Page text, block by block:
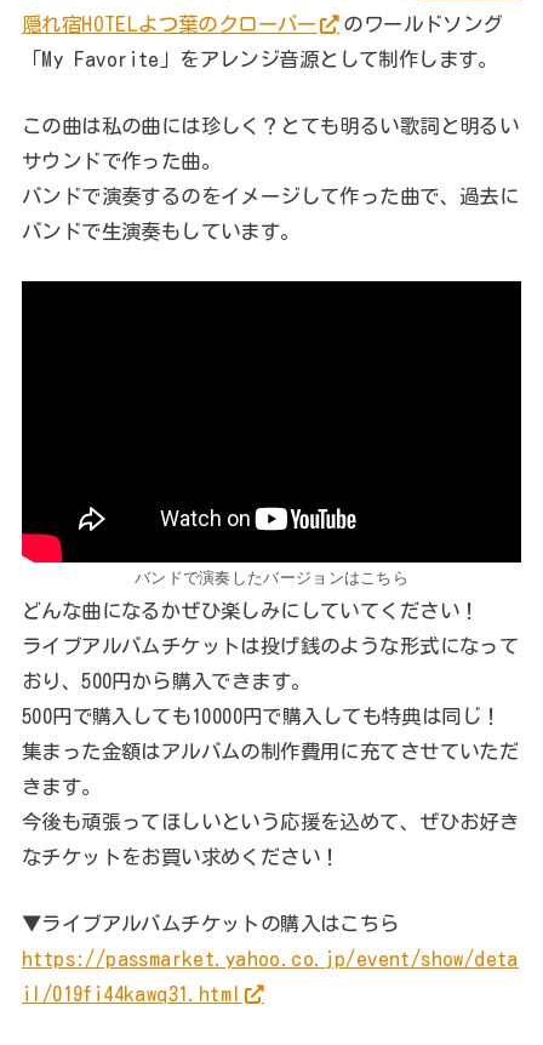
隠れ宿HOTELよつ葉のクローバー
のワールドソング
「My Favorite」をアレンジ音源として制作します。
この曲は私の曲には珍しく？とても明るい歌詞と明るい
サウンドで作った曲。
バンドで演奏するのをイメージして作った曲で、過去に
バンドで生演奏もしています。
バンドで演奏したバージョンはこちら
どんな曲になるかぜひ楽しみにしていてください！
ライブアルバムチケットは投げ銭のような形式になって
おり、500円から購入できます。
500円で購入しても10000円で購入しても特典は同じ！
集まった金額はアルバムの制作費用に充てさせていただ
きます。
今後も頑張ってほしいという応援を込めて、ぜひお好き
なチケットをお買い求めください！
▼ライブアルバムチケットの購入はこちら
https://passmarket.yahoo.co.jp/event/show/deta
il/019fi44kawq31.html